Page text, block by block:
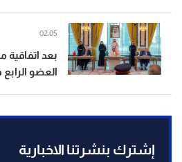
بعد
العضو
02:05
إشترك بنشرتنا الاخبارية